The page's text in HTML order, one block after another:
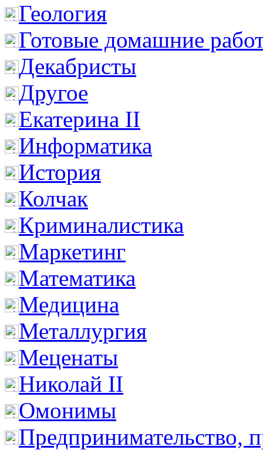
Геология
Готовые домашние
Декабристы
Другое
Екатерина II
Информатика
История
Колчак
Криминалистика
Маркетинг
Математика
Медицина
Металлургия
Меценаты
Николай II
Омонимы
Предпринимательство,